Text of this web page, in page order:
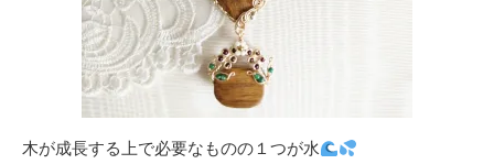
木が成長する上で必要なものの１つが水